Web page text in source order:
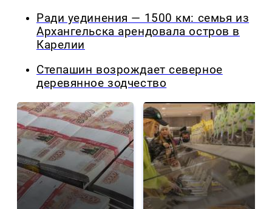
Ради уединения — 1500 км: семья из
Архангельска арендовала остров в
Карелии
Степашин возрождает северное
деревянное зодчество